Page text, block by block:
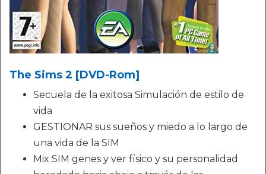
The Sims 2 [DVD-Rom]
Secuela de la exitosa Simulación de estilo de
vida
GESTIONAR sus sueños y miedo a lo largo de
una vida de la SIM
Mix SIM genes y ver físico y su personalidad